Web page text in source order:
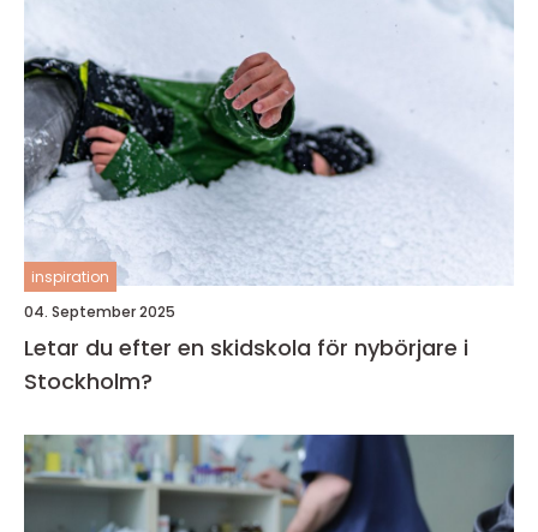
inspiration
04. September 2025
Letar du efter en skidskola för nybörjare i
Stockholm?